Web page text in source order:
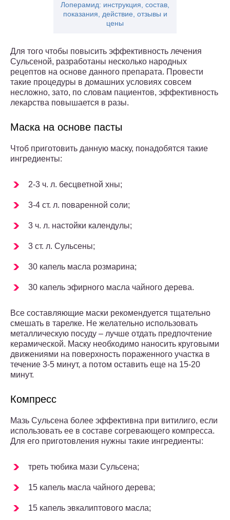
Лоперамид: инструкция, состав,
показания, действие, отзывы и
цены
Для того чтобы повысить эффективность лечения
Сульсеной, разработаны несколько народных
рецептов на основе данного препарата. Провести
такие процедуры в домашних условиях совсем
несложно, зато, по словам пациентов, эффективность
лекарства повышается в разы.
Маска на основе пасты
Чтоб приготовить данную маску, понадобятся такие
ингредиенты:
2-3 ч. л. бесцветной хны;
3-4 ст. л. поваренной соли;
3 ч. л. настойки календулы;
3 ст. л. Сульсены;
30 капель масла розмарина;
30 капель эфирного масла чайного дерева.
Все составляющие маски рекомендуется тщательно
смешать в тарелке. Не желательно использовать
металлическую посуду – лучше отдать предпочтение
керамической. Маску необходимо наносить круговыми
движениями на поверхность пораженного участка в
течение 3-5 минут, а потом оставить еще на 15-20
минут.
Компресс
Мазь Сульсена более эффективна при витилиго, если
использовать ее в составе согревающего компресса.
Для его приготовления нужны такие ингредиенты:
треть тюбика мази Сульсена;
15 капель масла чайного дерева;
15 капель эвкалиптового масла;